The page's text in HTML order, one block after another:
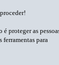
proteger as
ferramentas para